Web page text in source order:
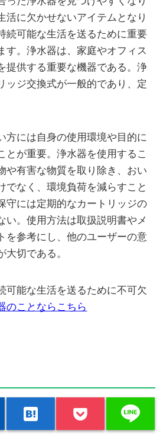
活に欠かせないアイテムとなり
続可能な生活を送るために重要
す。浄水器は、家庭やオフィス
提供する重要な機器である。浄
ッジ交換式が一般的であり、定
方には自身の使用環境や目的に
とが重要。浄水器を使用するこ
や有害な物質を取り除き、おい
でなく、環境負荷を減らすこと
守には定期的なカートリッジの
い。使用方法は取扱説明書やメ
を参考にし、他のユーザーの意
大切である。
可能な生活を送るために不可欠
のことならこちら
hatenabookmark line